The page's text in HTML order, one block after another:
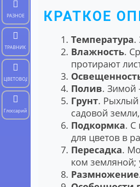
РАЗНОЕ
ТРАВНИК
ЦВЕТОВОД
Глоссарий
КРАТКОЕ
Температура.
Влажность.
протирают
Полив. Зимой
Грунт. Рыхлый
садовой
Подкормка. С
для цветов в
Пересадка.
ком земляной;
Размножение